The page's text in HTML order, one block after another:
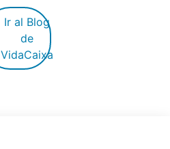
Ir al Blog
de
VidaCaixa